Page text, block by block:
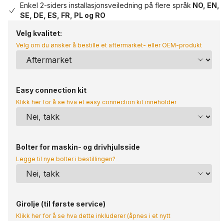
Enkel 2-siders installasjonsveiledning på flere språk NO, EN,
SE, DE, ES, FR, PL og RO
Velg kvalitet:
Velg om du ønsker å bestille et aftermarket- eller OEM-produkt
Easy connection kit
Klikk her for å se hva et easy connection kit inneholder
Bolter for maskin- og drivhjulsside
Legge til nye bolter i bestillingen?
Girolje (til første service)
Klikk her for å se hva dette inkluderer (åpnes i et nytt